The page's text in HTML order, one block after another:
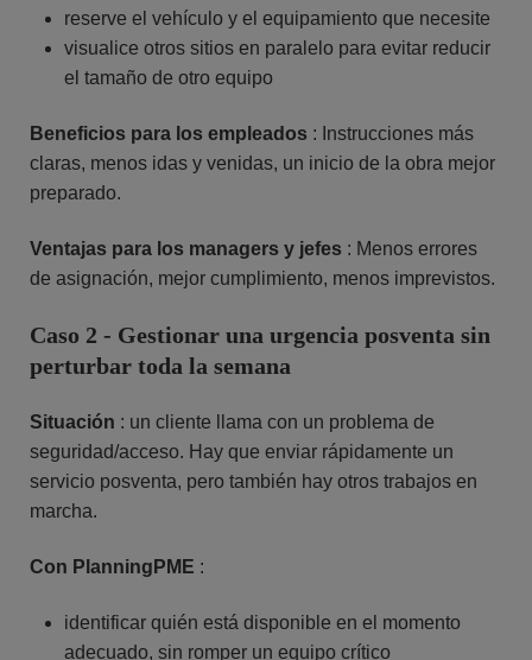
reserve el vehículo y el equipamiento que necesite
visualice otros sitios en paralelo para evitar reducir
el tamaño de otro equipo
Beneficios para los empleados : Instrucciones más
claras, menos idas y venidas, un inicio de la obra mejor
preparado.
Ventajas para los managers y jefes : Menos errores
de asignación, mejor cumplimiento, menos imprevistos.
Caso 2 - Gestionar una urgencia posventa sin
perturbar toda la semana
Situación : un cliente llama con un problema de
seguridad/acceso. Hay que enviar rápidamente un
servicio posventa, pero también hay otros trabajos en
marcha.
Con PlanningPME :
identificar quién está disponible en el momento
adecuado, sin romper un equipo crítico